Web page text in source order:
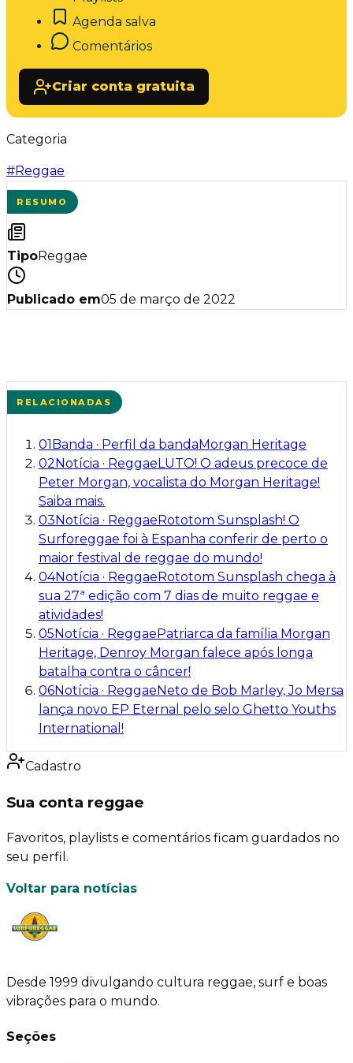
Agenda salva
Comentários
Criar conta gratuita
Categoria
#Reggae
RESUMO
TipoReggae
Publicado em05 de março de 2022
RELACIONADAS
01 Banda · Perfil da banda Morgan Heritage
02 Notícia · Reggae LUTO! O adeus precoce de
Peter Morgan, vocalista do Morgan Heritage!
Saiba mais.
03 Notícia · Reggae Rototom Sunsplash! O
Surforeggae foi à Espanha conferir de perto o
maior festival de reggae do mundo!
04Notícia · Reggae Rototom Sunsplash chega à
sua 27ª edição com 7 dias de muito reggae e
atividades!
05 Notícia · Reggae Patriarca da família Morgan
Heritage, Denroy Morgan falece após longa
batalha contra o câncer!
06Notícia · Reggae Neto de Bob Marley, Jo Mersa
lança novo EP Eternal pelo selo Ghetto Youths
International!
Cadastro
Sua conta reggae
Favoritos, playlists e comentários ficam guardados no
seu perfil.
Voltar para notícias
Desde 1999 divulgando cultura reggae, surf e boas
vibrações para o mundo.
Seções